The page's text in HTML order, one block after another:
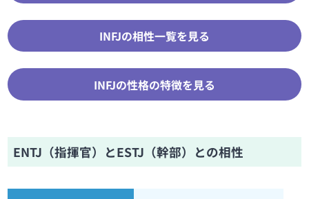
INFJの相性一覧を見る
INFJの性格の特徴を見る
ENTJ（指揮官）とESTJ（幹部）との相性